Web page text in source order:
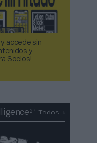
y accede sin
y
Socios!​​​​​​​
2P Todos